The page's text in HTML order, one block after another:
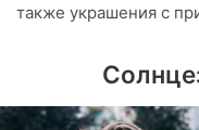
также украшения с